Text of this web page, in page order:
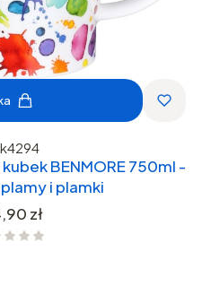
BENMORE 750ml -
i plamki
zł